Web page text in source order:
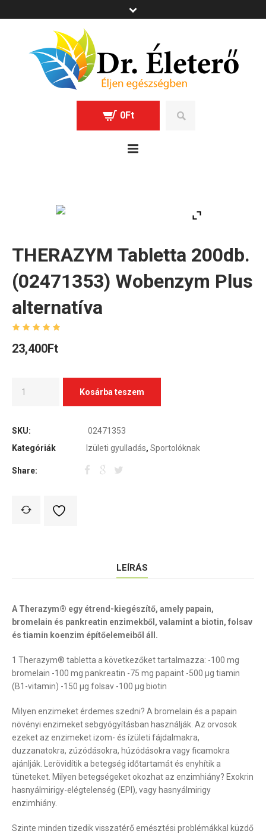
0Ft
THERAZYM Tabletta 200db.
(02471353) Wobenzym Plus
alternatíva
23,400Ft
Kosárba teszem
SKU:
02471353
Kategóriák
Izületi gyulladás, Sportolóknak
Share:
LEÍRÁS
A Therazym® egy étrend-kiegészítő, amely papain,
bromelain és pankreatin enzimekből, valamint a biotin, folsav
és tiamin koenzim építőelemeiből áll.
1 Therazym® tabletta a következőket tartalmazza: -100 mg
bromelain -100 mg pankreatin -75 mg papaint -500 µg tiamin
(B1-vitamin) -150 µg folsav -100 µg biotin
Milyen enzimeket érdemes szedni? A bromelain és a papain
növényi enzimeket sebgyógyításban használják. Az orvosok
ezeket az enzimeket izom- és ízületi fájdalmakra,
duzzanatokra, zúzódásokra, húzódásokra vagy ficamokra
ajánlják. Lerövidítik a betegség időtartamát és enyhítik a
tüneteket. Milyen betegségeket okozhat az enzimhiány? Exokrin
hasnyálmirigy-elégtelenség (EPI), vagy hasnyálmirigy
enzimhiány.
Szinte minden tizedik visszatérő emésztési problémákkal küzdő